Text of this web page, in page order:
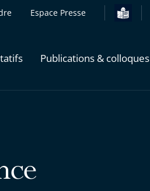
Espace Presse
Publications & colloques